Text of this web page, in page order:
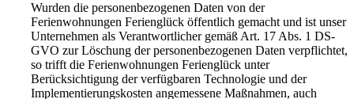
Wurden die personenbezogenen Daten von der
Ferienwohnungen Ferienglück öffentlich gemacht und ist unser
Unternehmen als Verantwortlicher gemäß Art. 17 Abs. 1 DS-
GVO zur Löschung der personenbezogenen Daten verpflichtet,
so trifft die Ferienwohnungen Ferienglück unter
Berücksichtigung der verfügbaren Technologie und der
Implementierungskosten angemessene Maßnahmen, auch